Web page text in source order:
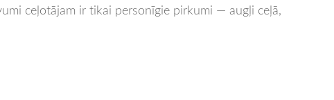
ceļotājam ir tikai personīgie pirkumi — augļi ceļā,